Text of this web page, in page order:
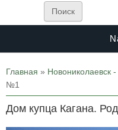
Вы здесь
Главная » Новониколаевск
№1
Дом купца Кагана.